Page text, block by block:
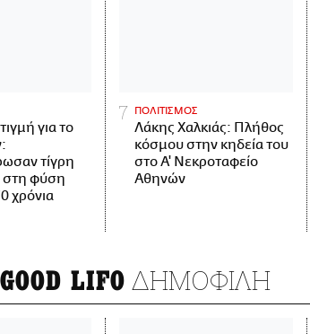
για το
τίγρη
στη φύση
χρόνια
ΠΟΛΙΤΙΣΜΟΣ
Λάκης Χαλκιάς: Πλήθος
κόσμου στην κηδεία του
στο Α' Νεκροταφείο
Αθηνών
LIFO ΔΗΜΟΦΙΛΗ